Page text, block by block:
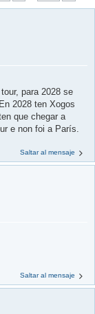
para 2028 se
2028 ten Xogos
que chegar a
e non foi a París.
Saltar al mensaje
Saltar al mensaje